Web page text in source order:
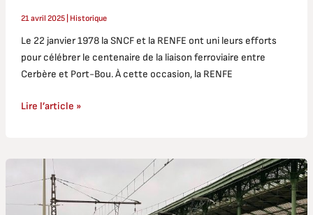
21 avril 2025 Historique
Le 22 janvier 1978 la SNCF et la RENFE ont uni leurs efforts
pour célébrer le centenaire de la liaison ferroviaire entre
Cerbère et Port-Bou. À cette occasion, la RENFE
Lire l’article »
Narbonne